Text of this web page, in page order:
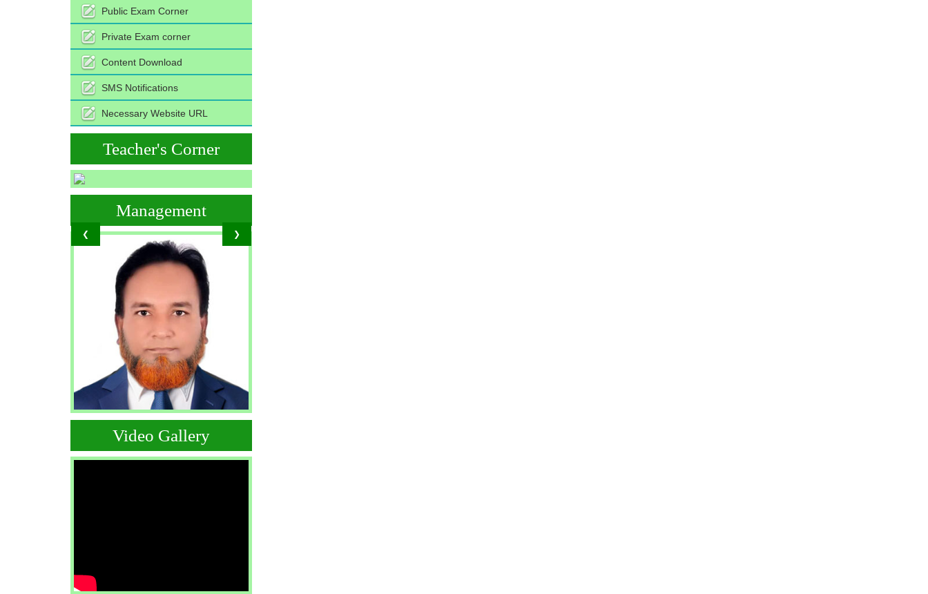
Public Exam Corner
Private Exam corner
Content Download
SMS Notifications
Necessary Website URL
Teacher's Corner
❮ ❯
Management
Video Gallery